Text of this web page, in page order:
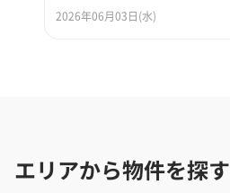
2026年06月03日(水)
エリアから物件を探す